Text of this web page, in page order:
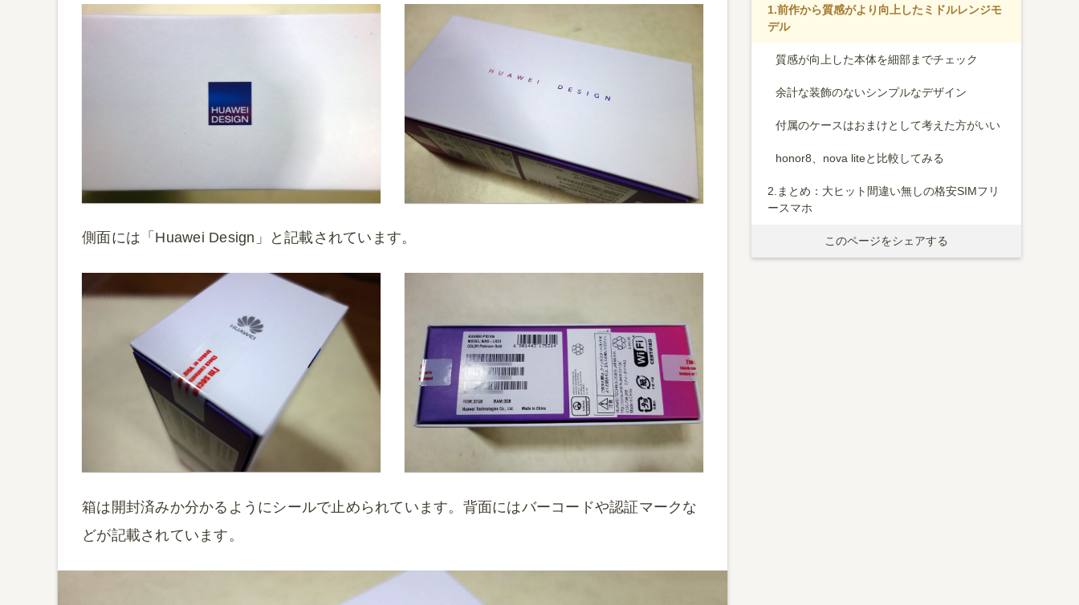
側面には「Huawei Design」と記載されています。
箱は開封済みか分かるようにシールで止められています。背面にはバーコードや認証マークな
どが記載されています。
1.前作から質感がより向上したミドルレンジモ
デル
質感が向上した本体を細部までチェック
余計な装飾のないシンプルなデザイン
付属のケースはおまけとして考えた方がいい
honor8、nova liteと比較してみる
2. まとめ：大ヒット間違い無しの格安SIMフリ
ースマホ
このページをシェアする